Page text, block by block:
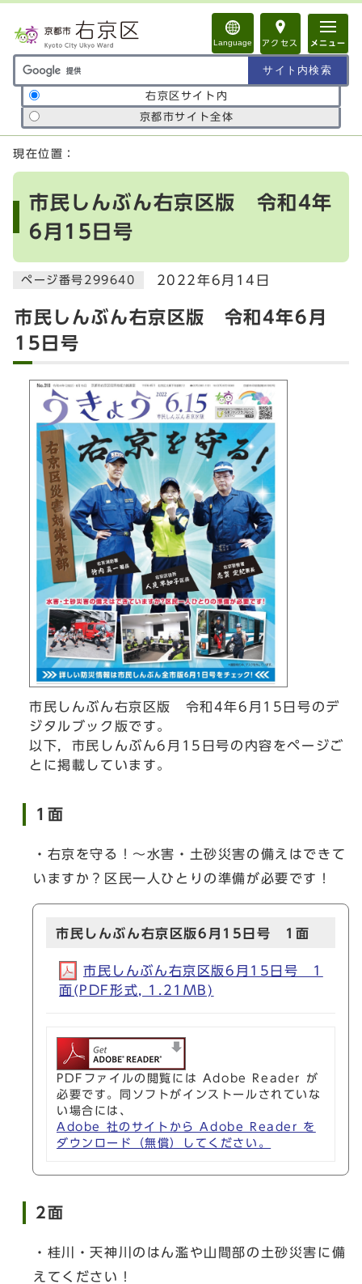
Language アクセス メニュー
サイト内検索の範囲
右京区サイト内
京都市サイト全体
ここから本文です
現在位置：
市民しんぶん右京区版 令和4年
6月15日号
ページ番号299640 2022年6月14日
市民しんぶん右京区版 令和4年6月
15日号
市民しんぶん右京区版 令和4年6月15日号のデ
ジタルブック版です。
以下，市民しんぶん6月15日号の内容をページご
とに掲載しています。
1面
・右京を守る！～水害・土砂災害の備えはできて
いますか？区民一人ひとりの準備が必要です！
市民しんぶん右京区版6月15日号 1面
市民しんぶん右京区版6月15日号 1
面(PDF形式, 1.21MB)
PDFファイルの閲覧には Adobe Reader が
必要です。同ソフトがインストールされていな
い場合には、
Adobe 社のサイトから Adobe Reader を
ダウンロード（無償）してください。
2面
・桂川・天神川のはん濫や山間部の土砂災害に備
えてください！